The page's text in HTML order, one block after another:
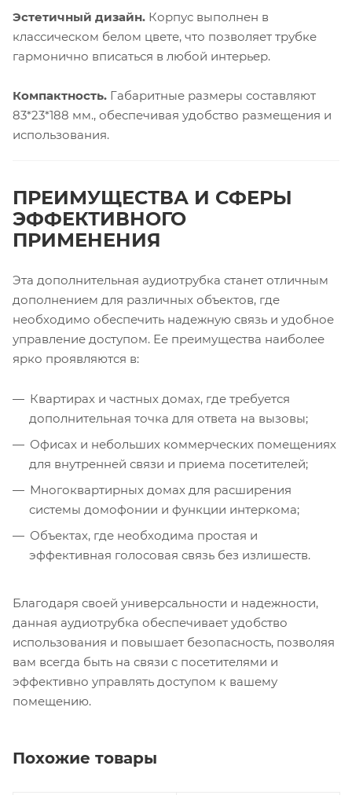
Эстетичный дизайн. Корпус выполнен в
классическом белом цвете, что позволяет трубке
гармонично вписаться в любой интерьер.
Компактность. Габаритные размеры составляют
83*23*188 мм., обеспечивая удобство размещения и
использования.
ПРЕИМУЩЕСТВА И СФЕРЫ
ЭФФЕКТИВНОГО
ПРИМЕНЕНИЯ
Эта дополнительная аудиотрубка станет отличным
дополнением для различных объектов, где
необходимо обеспечить надежную связь и удобное
управление доступом. Ее преимущества наиболее
ярко проявляются в:
Квартирах и частных домах, где требуется
дополнительная точка для ответа на вызовы;
Офисах и небольших коммерческих помещениях
для внутренней связи и приема посетителей;
Многоквартирных домах для расширения
системы домофонии и функции интеркома;
Объектах, где необходима простая и
эффективная голосовая связь без излишеств.
Благодаря своей универсальности и надежности,
данная аудиотрубка обеспечивает удобство
использования и повышает безопасность, позволяя
вам всегда быть на связи с посетителями и
эффективно управлять доступом к вашему
помещению.
Похожие товары